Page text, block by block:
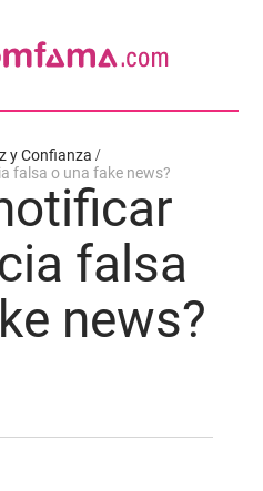
y Confianza
falsa o una fake news?
falsa
news?